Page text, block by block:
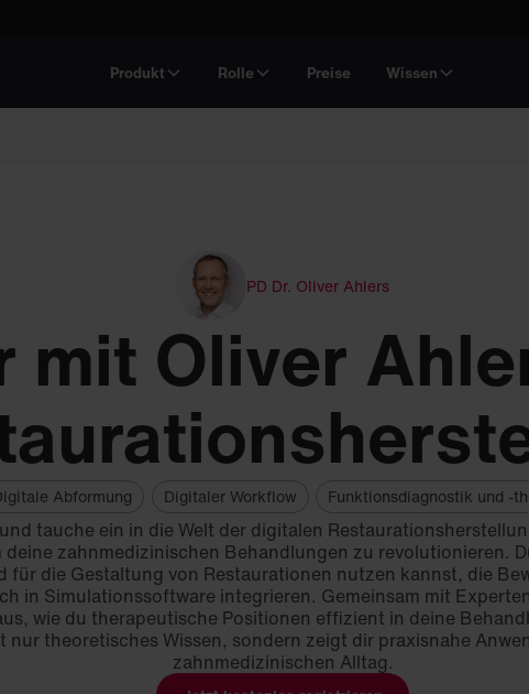
Produkt Rolle Preise Wissen
PD Dr. Oliver Ahlers
mit Oliver
Abformung Digitaler Workflow Funktionsdiagnostik und -
tauche ein in die Welt der digitalen
zahnmedizinischen Behandlungen zu revolutionieren.
für die Gestaltung von Restaurationen nutzen kannst, die
in Simulationssoftware integrieren. Gemeinsam mit
wie du therapeutische Positionen effizient in deine
theoretisches Wissen, sondern zeigt dir praxisnahe
zahnmedizinischen Alltag.